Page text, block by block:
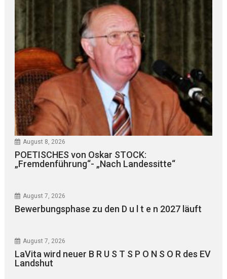
August 8, 2026
POETISCHES von Oskar STOCK:
„Fremdenführung“- „Nach Landessitte“
August 7, 2026
Bewerbungsphase zu den D u l t e n 2027 läuft
August 7, 2026
LaVita wird neuer B R U S T S P O N S O R des EV
Landshut